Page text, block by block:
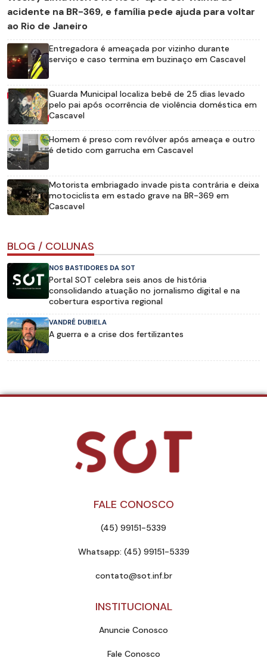
acidente na BR-369, e família pede ajuda para voltar
ao Rio de Janeiro
Entregadora é ameaçada por vizinho durante
serviço e caso termina em buzinaço em Cascavel
Guarda Municipal localiza bebê de 25 dias levado
pelo pai após ocorrência de violência doméstica em
Cascavel
Homem é preso com revólver após ameaça e outro
é detido com garrucha em Cascavel
Motorista embriagado invade pista contrária e deixa
motociclista em estado grave na BR-369 em
Cascavel
BLOG / COLUNAS
NOS BASTIDORES DA SOT
Portal SOT celebra seis anos de história
consolidando atuação no jornalismo digital e na
cobertura esportiva regional
VANDRÉ DUBIELA
A guerra e a crise dos fertilizantes
FALE CONOSCO
(45) 99151-5339
Whatsapp: (45) 99151-5339
contato@sot.inf.br
INSTITUCIONAL
Anuncie Conosco
Fale Conosco